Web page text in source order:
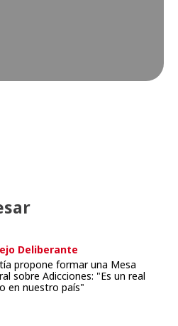
Deliberante
propone formar una Mesa
sobre Adicciones: "Es un real
en nuestro país"